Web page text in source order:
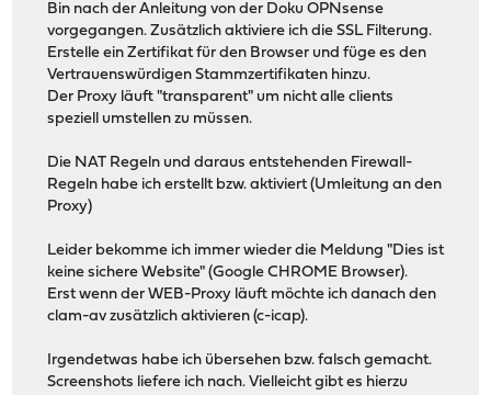
Bin nach der Anleitung von der Doku OPNsense
vorgegangen. Zusätzlich aktiviere ich die SSL Filterung.
Erstelle ein Zertifikat für den Browser und füge es den
Vertrauenswürdigen Stammzertifikaten hinzu.
Der Proxy läuft "transparent" um nicht alle clients
speziell umstellen zu müssen.
Die NAT Regeln und daraus entstehenden Firewall-
Regeln habe ich erstellt bzw. aktiviert (Umleitung an den
Proxy)
Leider bekomme ich immer wieder die Meldung "Dies ist
keine sichere Website" (Google CHROME Browser).
Erst wenn der WEB-Proxy läuft möchte ich danach den
clam-av zusätzlich aktivieren (c-icap).
Irgendetwas habe ich übersehen bzw. falsch gemacht.
Screenshots liefere ich nach. Vielleicht gibt es hierzu